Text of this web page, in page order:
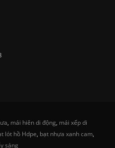
, mái hiên di động, mái xếp di
lót hồ Hdpe, bạt nhựa xanh cam,
sáng